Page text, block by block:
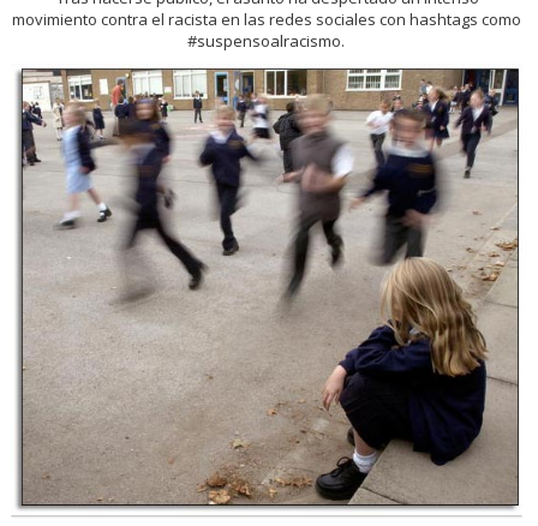
movimiento contra el racista en las redes sociales con hashtags como
#suspensoalracismo.